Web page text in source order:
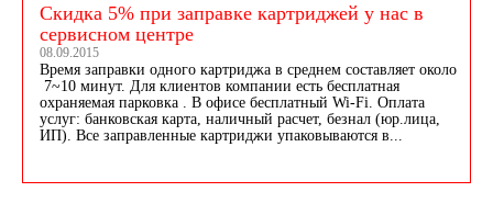
Скидка 5% при заправке картриджей у нас в
сервисном центре
08.09.2015
Время заправки одного картриджа в среднем составляет около
7~10 минут. Для клиентов компании есть бесплатная
охраняемая парковка . В офисе бесплатный Wi-Fi. Оплата
услуг: банковская карта, наличный расчет, безнал (юр.лица,
ИП). Все заправленные картриджи упаковываются в...